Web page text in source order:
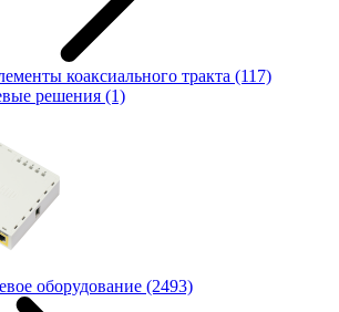
коаксиального тракта (117)
решения (1)
оборудование (2493)